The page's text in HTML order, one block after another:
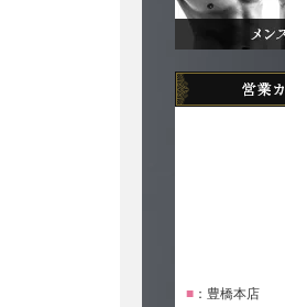
■ ：豊橋本店